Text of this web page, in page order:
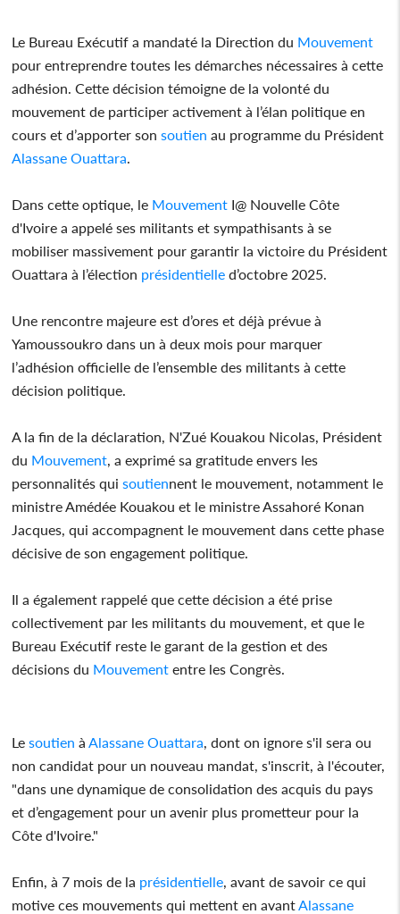
Le Bureau Exécutif a mandaté la Direction du Mouvement
pour entreprendre toutes les démarches nécessaires à cette
adhésion. Cette décision témoigne de la volonté du
mouvement de participer activement à l’élan politique en
cours et d’apporter son soutien au programme du Président
Alassane Ouattara
Dans cette optique, le Mouvement I@ Nouvelle Côte
d'Ivoire a appelé ses militants et sympathisants à se
mobiliser massivement pour garantir la victoire du Président
Ouattara à l’élection présidentielle d’octobre 2025.
Une rencontre majeure est d’ores et déjà prévue à
Yamoussoukro dans un à deux mois pour marquer
l’adhésion officielle de l’ensemble des militants à cette
décision politique.
A la fin de la déclaration, N'Zué Kouakou Nicolas, Président
du Mouvement , a exprimé sa gratitude envers les
personnalités qui soutiennent le mouvement, notamment le
ministre Amédée Kouakou et le ministre Assahoré Konan
Jacques, qui accompagnent le mouvement dans cette phase
décisive de son engagement politique.
Il a également rappelé que cette décision a été prise
collectivement par les militants du mouvement, et que le
Bureau Exécutif reste le garant de la gestion et des
décisions du Mouvement entre les Congrès.
Le soutien à Alassane Ouattara , dont on ignore s'il sera ou
non candidat pour un nouveau mandat, s'inscrit, à l'écouter,
"dans une dynamique de consolidation des acquis du pays
et d’engagement pour un avenir plus prometteur pour la
Côte d'Ivoire."
Enfin, à 7 mois de la présidentielle , avant de savoir ce qui
motive ces mouvements qui mettent en avant Alassane